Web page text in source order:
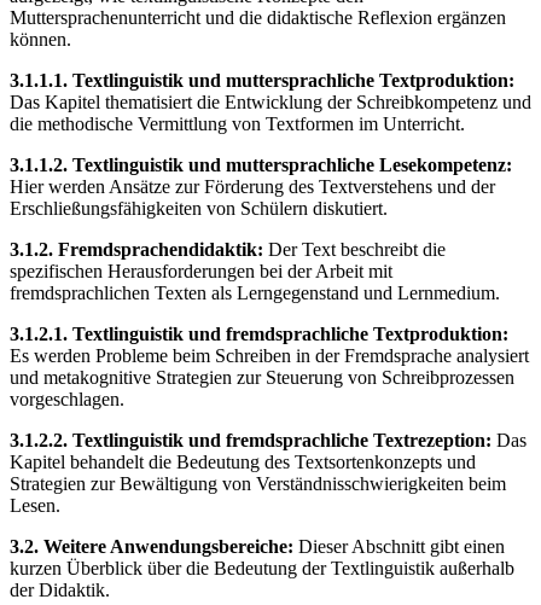
Muttersprachenunterricht und die didaktische Reflexion ergänzen
können.
3.1.1.1. Textlinguistik und muttersprachliche Textproduktion:
Das Kapitel thematisiert die Entwicklung der Schreibkompetenz und
die methodische Vermittlung von Textformen im Unterricht.
3.1.1.2. Textlinguistik und muttersprachliche Lesekompetenz:
Hier werden Ansätze zur Förderung des Textverstehens und der
Erschließungsfähigkeiten von Schülern diskutiert.
3.1.2. Fremdsprachendidaktik: Der Text beschreibt die
spezifischen Herausforderungen bei der Arbeit mit
fremdsprachlichen Texten als Lerngegenstand und Lernmedium.
3.1.2.1. Textlinguistik und fremdsprachliche Textproduktion:
Es werden Probleme beim Schreiben in der Fremdsprache analysiert
und metakognitive Strategien zur Steuerung von Schreibprozessen
vorgeschlagen.
3.1.2.2. Textlinguistik und fremdsprachliche Textrezeption: Das
Kapitel behandelt die Bedeutung des Textsortenkonzepts und
Strategien zur Bewältigung von Verständnisschwierigkeiten beim
Lesen.
3.2. Weitere Anwendungsbereiche: Dieser Abschnitt gibt einen
kurzen Überblick über die Bedeutung der Textlinguistik außerhalb
der Didaktik.